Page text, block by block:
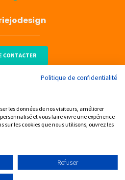
CONTACTER
de confidentialité
Politique de confidentialité
les données de nos visiteurs, améliorer
et vous faire vivre une expérience
les cookies que nous utilisons, ouvrez les
Refuser